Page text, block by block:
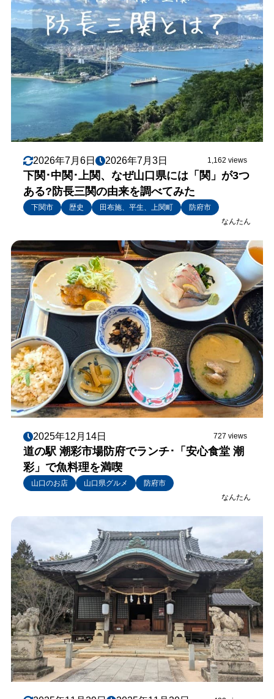
2026年7月6日 2026年7月3日 1,162 views
下関･中関･上関、なぜ山口県には「関」が3つ
ある?防長三関の由来を調べてみた
下関市 歴史 田布施、平生、上関町
防府市
なんたん
2025年12月14日 727 views
道の駅 潮彩市場防府でランチ･「安心食堂 潮
彩」で魚料理を満喫
山口のお店 山口県グルメ
防府市
なんたん